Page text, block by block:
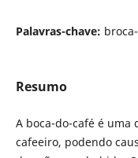
Palavras-chave:
Resumo
A boca-do-café é
cafeeiro, podendo